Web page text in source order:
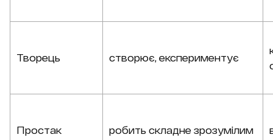
Творець створює, експериментує
Простак робить складне зрозумілим